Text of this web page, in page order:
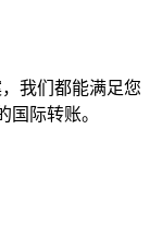
我们都能满足您
际转账。